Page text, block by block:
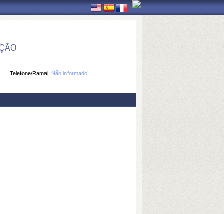
Telefone/Ramal: Não informado